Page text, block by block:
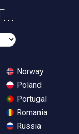
Norway
Poland
Portugal
Romania
Russia